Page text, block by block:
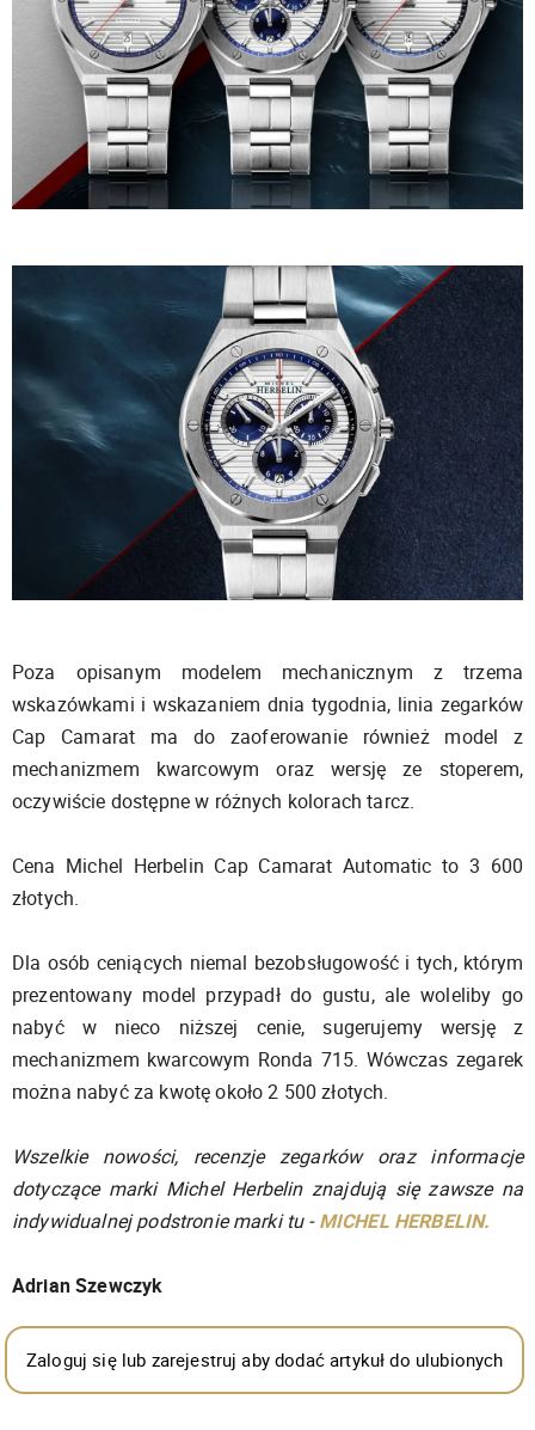
Poza opisanym modelem mechanicznym z trzema
wskazówkami i wskazaniem dnia tygodnia, linia zegarków
Cap Camarat ma do zaoferowanie również model z
mechanizmem kwarcowym oraz wersję ze stoperem,
oczywiście dostępne w różnych kolorach tarcz.
Cena Michel Herbelin Cap Camarat Automatic to 3 600
złotych.
Dla osób ceniących niemal bezobsługowość i tych, którym
prezentowany model przypadł do gustu, ale woleliby go
nabyć w nieco niższej cenie, sugerujemy wersję z
mechanizmem kwarcowym Ronda 715. Wówczas zegarek
można nabyć za kwotę około 2 500 złotych.
Wszelkie nowości, recenzje zegarków oraz informacje
dotyczące marki Michel Herbelin znajdują się zawsze na
indywidualnej podstronie marki tu -MICHEL HERBELIN.
Adrian Szewczyk
Zaloguj się lub zarejestruj aby dodać artykuł do ulubionych